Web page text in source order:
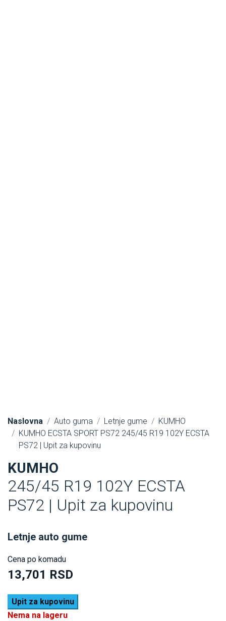
Naslovna Auto guma Letnje gume
KUMHO
KUMHO ECSTA SPORT PS72 245/45 R19 102Y ECSTA
PS72 | Upit za kupovinu
KUMHO
245/45 R19 102Y ECSTA
PS72 | Upit za kupovinu
Letnje auto gume
Cena po komadu
13,701 RSD
Upit za kupovinu
Nema na lageru